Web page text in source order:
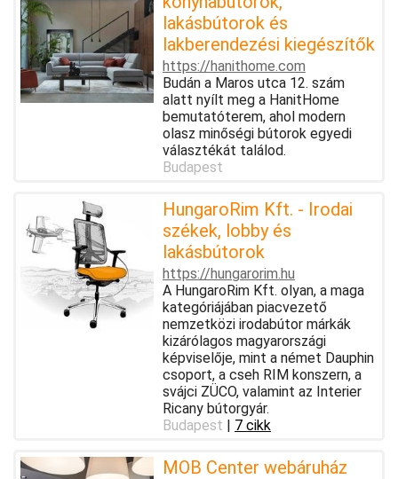
lakásbútorok és
lakberendezési kiegészítők
https://hanithome.com
Budán a Maros utca 12. szám
alatt nyílt meg a HanitHome
bemutatóterem, ahol modern
olasz minőségi bútorok egyedi
választékát találod.
Budapest
HungaroRim Kft. - Irodai
székek, lobby és
lakásbútorok
https://hungarorim.hu
A HungaroRim Kft. olyan, a maga
kategóriájában piacvezető
nemzetközi irodabútor márkák
kizárólagos magyarországi
képviselője, mint a német Dauphin
csoport, a cseh RIM konszern, a
svájci ZÜCO, valamint az Interier
Ricany bútorgyár.
Budapest | 7 cikk
MOB Center webáruház